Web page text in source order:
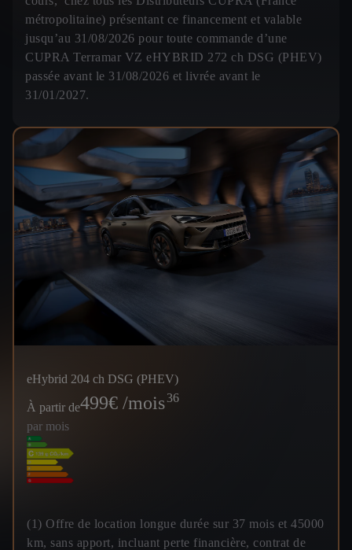
métropolitaine) présentant ce financement et valable
jusqu’au 31/08/2026 pour toute commande d’une
CUPRA Terramar VZ eHYBRID 272 ch DSG (PHEV)
passée avant le 31/08/2026 et livrée avant le
31/01/2027.
eHybrid 204 ch DSG (PHEV)
À partir de499€ /mois36
par mois
(1) Offre de location longue durée sur 37 mois et 45000
km, sans apport, incluant perte financière, contrat de